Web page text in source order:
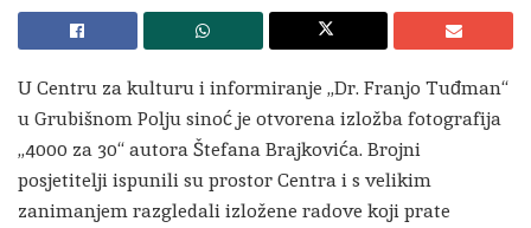
U Centru za kulturu i informiranje „Dr. Franjo Tuđman“
u Grubišnom Polju sinoć je otvorena izložba fotografija
„4000 za 30“ autora Štefana Brajkovića. Brojni
posjetitelji ispunili su prostor Centra i s velikim
zanimanjem razgledali izložene radove koji prate